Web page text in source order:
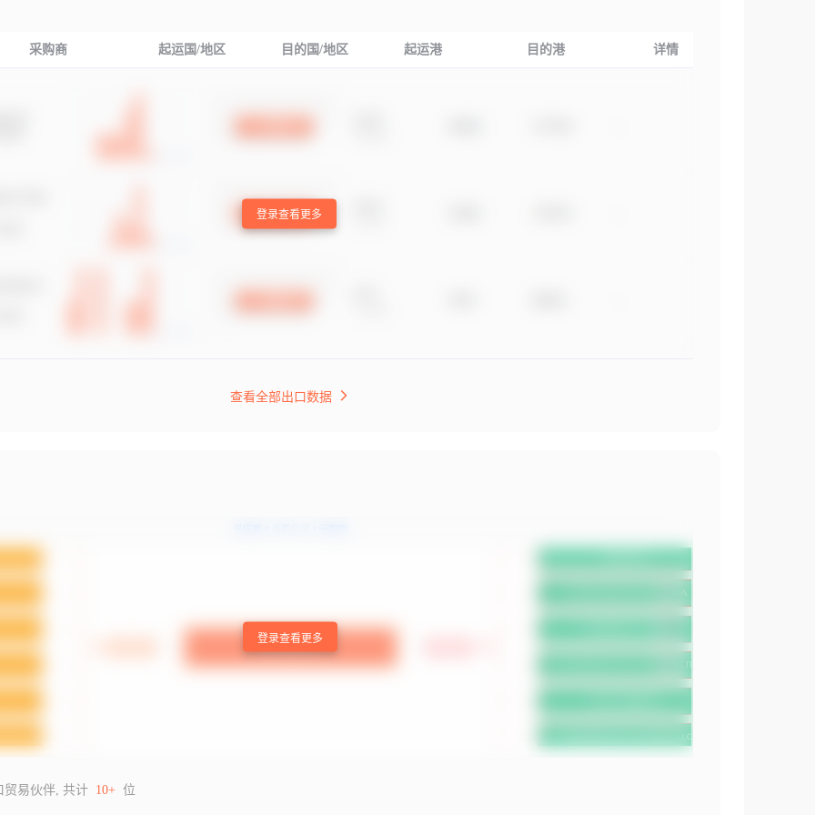
采购商 起运国/地区 目的国/地区 起运港 目的港 详情
登录查看更多
查看全部出口数据
登录查看更多
贸易伙伴, 共计 10+ 位